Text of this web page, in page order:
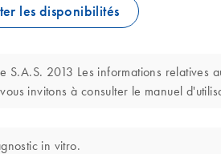
les disponibilités
2013 Les informations relatives
invitons à consulter le manuel
in vitro.